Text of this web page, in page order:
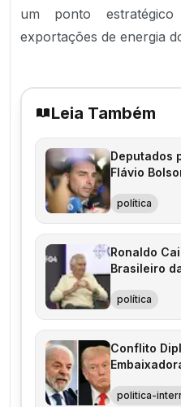
um ponto
exportações de energia
Leia Também
Deputados
Flávio
política
Ronaldo
Brasileiro
política
Conflito
politica-